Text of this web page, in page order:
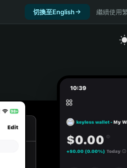
切換至English 繼續使用